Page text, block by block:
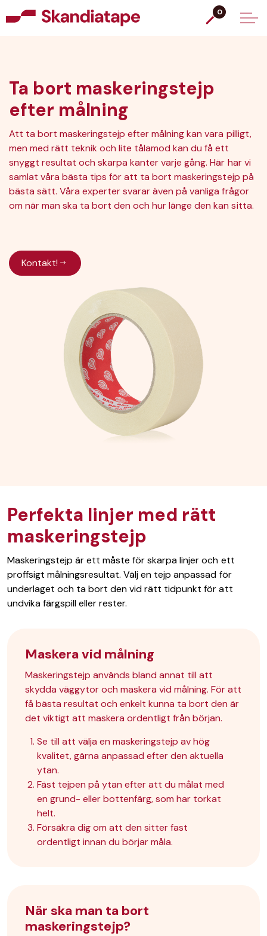
0
Ta bort maskeringstejp
efter målning
Att ta bort maskeringstejp efter målning kan vara pilligt,
men med rätt teknik och lite tålamod kan du få ett
snyggt resultat och skarpa kanter varje gång. Här har vi
samlat våra bästa tips för att ta bort maskeringstejp på
bästa sätt. Våra experter svarar även på vanliga frågor
om när man ska ta bort den och hur länge den kan sitta.
Kontakt!
Perfekta linjer med rätt
maskeringstejp
Maskeringstejp är ett måste för skarpa linjer och ett
proffsigt målningsresultat. Välj en tejp anpassad för
underlaget och ta bort den vid rätt tidpunkt för att
undvika färgspill eller rester.
Maskera vid målning
Maskeringstejp används bland annat till att
skydda väggytor och maskera vid målning. För att
få bästa resultat och enkelt kunna ta bort den är
det viktigt att maskera ordentligt från början.
Se till att välja enmaskeringstejp av hög
kvalitet, gärna anpassad efter den aktuella
ytan.
Fäst tejpen på ytan efter att du målat med
en grund- eller bottenfärg, som har torkat
helt.
Försäkra dig om att den sitter fast
ordentligt innan du börjar måla.
När ska man ta bort
maskeringstejp?